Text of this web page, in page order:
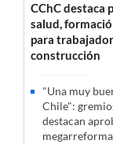
CChC destaca
salud,
para
construcción
"Una muy
Chile":
destacan
megarreforma